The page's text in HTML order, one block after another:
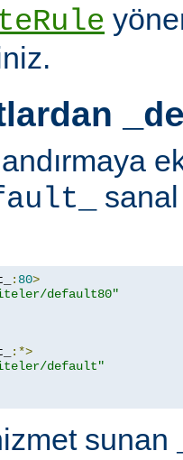
: 80>
default80"
:*>
default"
sunan